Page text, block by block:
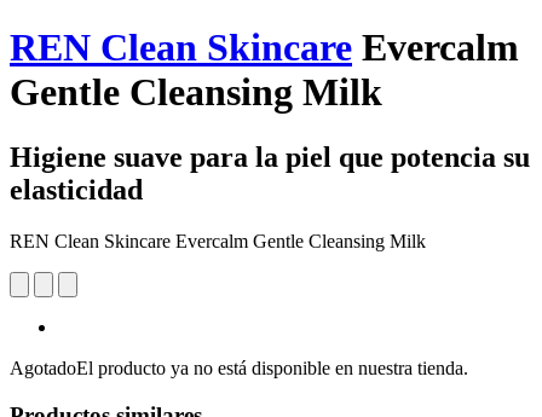
REN Clean Skincare Evercalm
Gentle Cleansing Milk
Higiene suave para la piel que potencia su
elasticidad
REN Clean Skincare Evercalm Gentle Cleansing Milk
AgotadoEl producto ya no está disponible en nuestra tienda.